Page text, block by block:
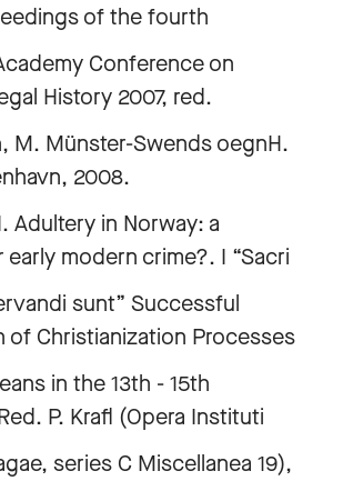
of the fourth
Conference on
History 2007, red.
M. Münster-Swends oegnH.
2008.
Adultery in Norway: a
early modern crime?. I “Sacri
sunt” Successful
of Christianization Processes
in the 13th - 15th
P. Krafl (Opera Instituti
series C Miscellanea 19),